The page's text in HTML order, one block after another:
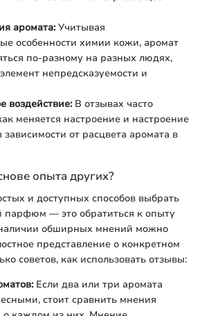
аромата:Учитывая
особенности химии кожи, аромат
по-разному на разных людях,
непредсказуемости и
воздействие:В отзывах часто
меняется настроение и настроение
от расцвета аромата в
опыта других?
и доступных способов выбрать
— это обратиться к опыту
обширных мнений можно
представление о конкретном
советов, как использовать отзывы:
Если два или три аромата
стоит сравнить мнения